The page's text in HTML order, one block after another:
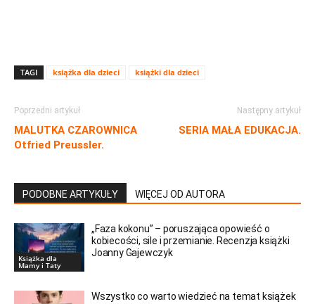
TAGI książka dla dzieci książki dla dzieci
Poprzedni artykuł
MALUTKA CZAROWNICA
Otfried Preussler.
Następny artykuł
SERIA MAŁA EDUKACJA.
PODOBNE ARTYKUŁY WIĘCEJ OD AUTORA
Książka dla
Mamy i Taty
„Faza kokonu” – poruszająca opowieść o
kobiecości, sile i przemianie. Recenzja książki
Joanny Gajewczyk
Wszystko co warto wiedzieć na temat książek